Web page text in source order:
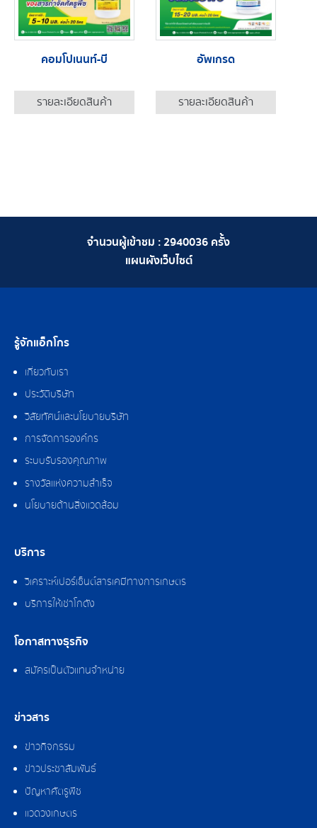
คอมโปเนนท์-บี
รายละเอียดสินค้า
อัพเกรด
รายละเอียดสินค้า
จำนวนผู้เข้าชม :2940036 ครั้ง
แผนผังเว็บไซต์
รู้จักแอ็กโกร
เกี่ยวกับเรา
ประวัติบริษัท
วิสัยทัศน์และนโยบายบริษัท
การจัดการองค์กร
ระบบรับรองคุณภาพ
รางวัลแห่งความสำเร็จ
นโยบายด้านสิ่งแวดล้อม
บริการ
วิเคราะห์เปอร์เซ็นต์สารเคมีทางการเกษตร
บริการให้เช่าโกดัง
โอกาสทางธุรกิจ
สมัครเป็นตัวแทนจำหน่าย
ข่าวสาร
ข่าวกิจกรรม
ข่าวประชาสัมพันธ์
ปัญหาศัตรูพืช
แวดวงเกษตร